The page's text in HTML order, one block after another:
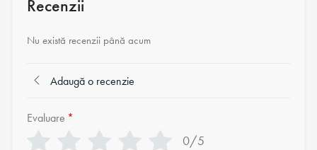
Recenzii
Nu există recenzii până acum
Adaugă o recenzie
Evaluare *
0/5